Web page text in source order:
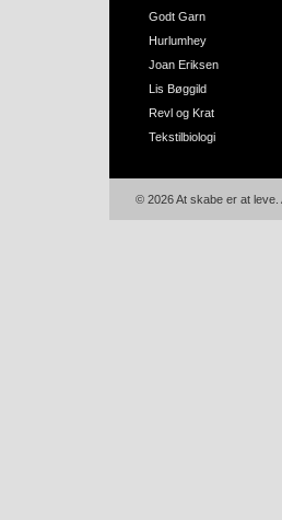
Godt Garn
Hurlumhey
Joan Eriksen
Lis Bøggild
Revl og Krat
Tekstilbiologi
© 2026 At skabe er at leve.